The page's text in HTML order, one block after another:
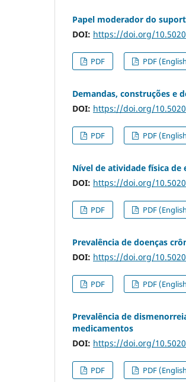
Papel moderador do
DOI: https://doi.org/
PDF
PDF
Demandas, construções e
DOI: https://doi.org/
PDF
PDF
Nível de atividade física de
DOI: https://doi.org/
PDF
PDF
Prevalência de doenças
DOI: https://doi.org/
PDF
PDF
Prevalência de
medicamentos
DOI: https://doi.org/
PDF
PDF